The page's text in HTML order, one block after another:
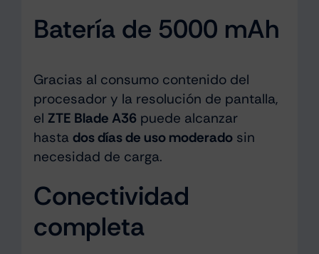
Batería de 5000 mAh
Gracias al consumo contenido del
procesador y la resolución de pantalla,
el ZTE Blade A36 puede alcanzar
hasta dos días de uso moderadosin
necesidad de carga.
Conectividad
completa